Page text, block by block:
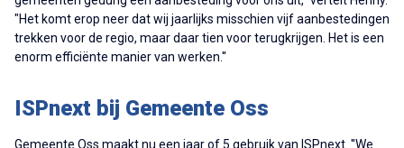
"Het komt erop neer dat wij jaarlijks misschien vijf aanbestedingen
trekken voor de regio, maar daar tien voor terugkrijgen. Het is een
enorm efficiënte manier van werken.''
ISPnext bij Gemeente Oss
Gemeente Oss maakt nu een jaar of 5 gebruik van ISPnext. ''We